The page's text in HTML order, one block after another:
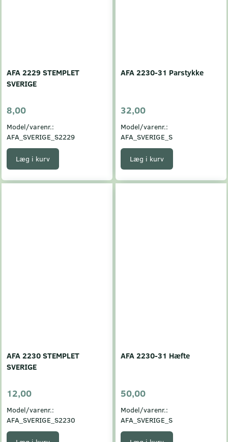
AFA 2229 STEMPLET
SVERIGE
8,00
Model/varenr.:
AFA_SVERIGE_S2229
Læg i kurv
AFA 2230-31 Parstykke
32,00
Model/varenr.:
AFA_SVERIGE_S
Læg i kurv
AFA 2230 STEMPLET
SVERIGE
12,00
Model/varenr.:
AFA_SVERIGE_S2230
AFA 2230-31 Hæfte
50,00
Model/varenr.:
AFA_SVERIGE_S